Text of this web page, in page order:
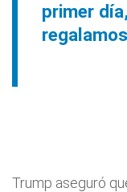
primer
Trump aseguró